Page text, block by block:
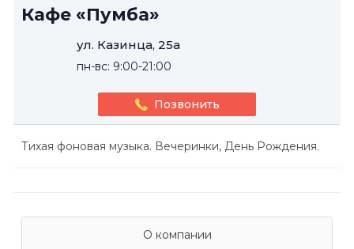
Кафе «Пумба»
ул. Казинца, 25а
пн-вс: 9:00-21:00
Позвонить
Тихая фоновая музыка. Вечеринки, День Рождения.
О компании